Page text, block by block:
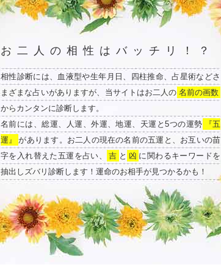
お二人の相性はバッチリ！？
相性診断には、血液型や生年月日、四柱推命、占星術などさ
まざまな占いがありますが、当サイトはお二人の 名前の画数
からカンタンに診断します。
名前には、総運、人運、外運、地運、天運と5つの運勢
『五
運』
があります。お二人の現在の名前の五運と、お互いの苗
字を入れ替えた五運を占い、
吉 と 凶 に関わるキーワードを
抽出しズバリ診断します！運命のお相手が見つかるかも！